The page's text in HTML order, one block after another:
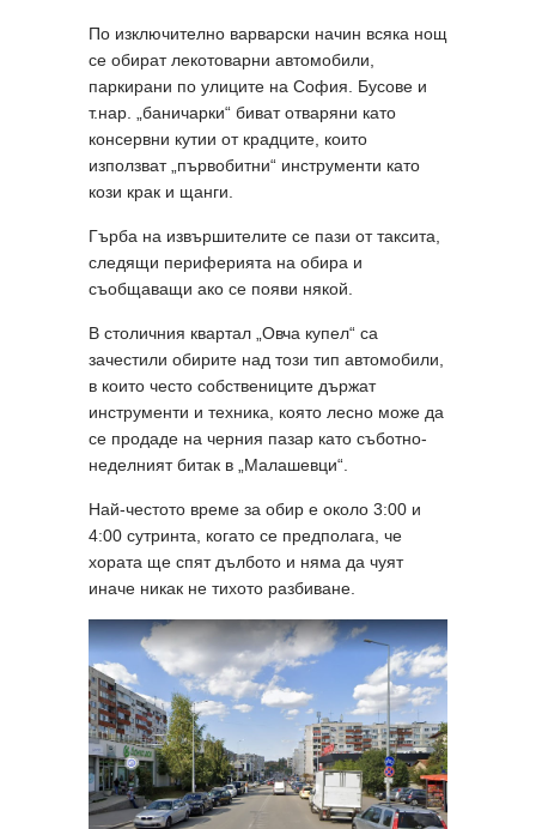
По изключително варварски начин всяка нощ
се обират лекотоварни автомобили,
паркирани по улиците на София. Бусове и
т.нар. „баничарки“ биват отваряни като
консервни кутии от крадците, които
използват „първобитни“ инструменти като
кози крак и щанги.
Гърба на извършителите се пази от таксита,
следящи периферията на обира и
съобщаващи ако се появи някой.
В столичния квартал „Овча купел“ са
зачестили обирите над този тип автомобили,
в които често собствениците държат
инструменти и техника, която лесно може да
се продаде на черния пазар като съботно-
неделният битак в „Малашевци“.
Най-честото време за обир е около 3:00 и
4:00 сутринта, когато се предполага, че
хората ще спят дълбото и няма да чуят
иначе никак не тихото разбиване.